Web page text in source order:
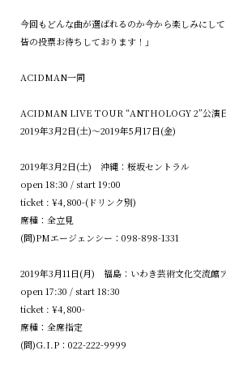
今回もどんな曲が選ばれるのか今から楽しみにして
皆の投票お待ちしております！」
ACIDMAN一同
ACIDMAN LIVE TOUR “ANTHOLOGY 2”公演
2019年3月2日(土)〜2019年5月17日(金)
2019年3月2日(土) 沖縄：桜坂セントラル
open 18:30 / start 19:00
ticket : ¥4,800-(ドリンク別)
席種：全立見
(問)PMエージェンシー：098-898-1331
2019年3月11日(月) 福島：いわき芸術文化交流館
open 17:30 / start 18:30
ticket : ¥4,800-
席種：全席指定
(問)G.I.P：022-222-9999